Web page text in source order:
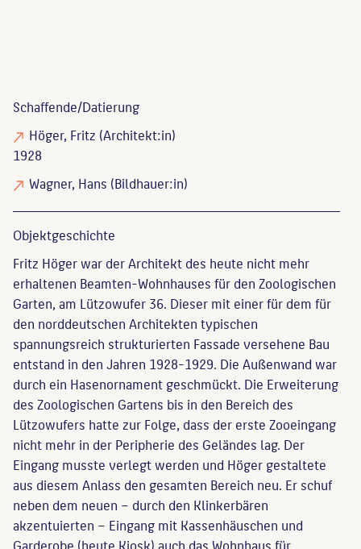
Schaffende/Datierung
Höger, Fritz (Architekt:in)
1928
Wagner, Hans (Bildhauer:in)
Objekt­geschichte
Fritz Höger war der Architekt des heute nicht mehr
erhaltenen Beamten-Wohnhauses für den Zoologischen
Garten, am Lützowufer 36. Dieser mit einer für dem für
den norddeutschen Architekten typischen
spannungsreich strukturierten Fassade versehene Bau
entstand in den Jahren 1928-1929. Die Außenwand war
durch ein Hasenornament geschmückt. Die Erweiterung
des Zoologischen Gartens bis in den Bereich des
Lützowufers hatte zur Folge, dass der erste Zooeingang
nicht mehr in der Peripherie des Geländes lag. Der
Eingang musste verlegt werden und Höger gestaltete
aus diesem Anlass den gesamten Bereich neu. Er schuf
neben dem neuen – durch den Klinkerbären
akzentuierten – Eingang mit Kassenhäuschen und
Garderobe (heute Kiosk) auch das Wohnhaus für